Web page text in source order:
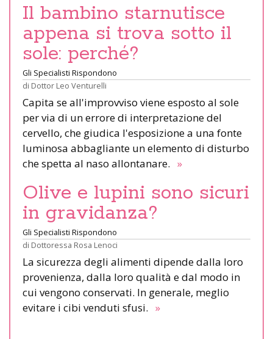
Il bambino starnutisce
appena si trova sotto il
sole: perché?
Gli Specialisti Rispondono
di Dottor Leo Venturelli
Capita se all'improvviso viene esposto al sole
per via di un errore di interpretazione del
cervello, che giudica l'esposizione a una fonte
luminosa abbagliante un elemento di disturbo
che spetta al naso allontanare. »
Olive e lupini sono sicuri
in gravidanza?
Gli Specialisti Rispondono
di Dottoressa Rosa Lenoci
La sicurezza degli alimenti dipende dalla loro
provenienza, dalla loro qualità e dal modo in
cui vengono conservati. In generale, meglio
evitare i cibi venduti sfusi. »